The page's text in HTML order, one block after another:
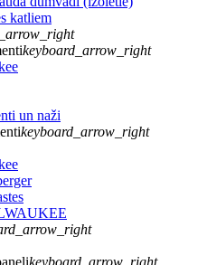
katliem
keyboard_arrow_right
un naži
keyboard_arrow_right
keyboard_arrow_right